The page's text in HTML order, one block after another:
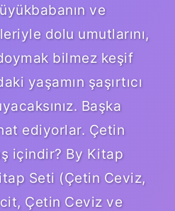
ve
dolu umutlarını,
bilmez keşif
yaşamın şaşırtıcı
Başka
ediyorlar. Çetin
içindir? By Kitap
Seti (Çetin Ceviz,
Çetin Ceviz ve